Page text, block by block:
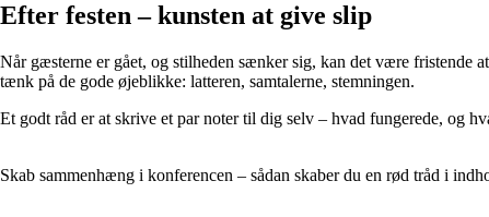
Efter festen – kunsten at give slip
Når gæsterne er gået, og stilheden sænker sig, kan det være fristende
tænk på de gode øjeblikke: latteren, samtalerne, stemningen.
Et godt råd er at skrive et par noter til dig selv – hvad fungerede, og
Skab sammenhæng i konferencen – sådan skaber du en rød tråd i